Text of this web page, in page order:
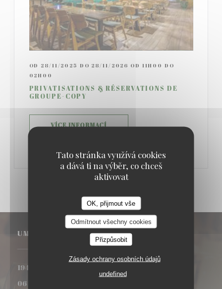
Tato stránka využívá cookies
a dává ti na výběr, co chceš
aktivovat
OK, přijmout vše
Odmítnout všechny cookies
Přizpůsobit
Zásady ochrany osobních údajů
undefined
OD 28/11/2025 DO 28/11/2026 OD 11H00 DO
02H00
PRIVATISATIONS & RÉSERVATIONS DE
GROUPE-COPY
VÍCE INFORMACÍ
UMÍSTĚNÍ
194 JARDIN DE L'ARCHE 92000 Nanterre
06 19 32 35 08